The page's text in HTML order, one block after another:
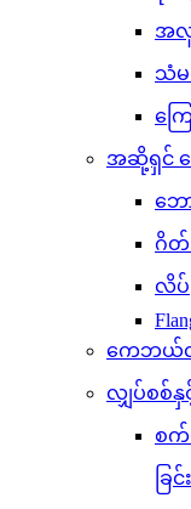
အလူ
သံ
ကြ
အဆို့ရှင် လ
ဘေ
ဂိတ်
လိပ်
ကေဘယ်လ်
လျှပ်စစ်နှ
စက်
ခြင်း